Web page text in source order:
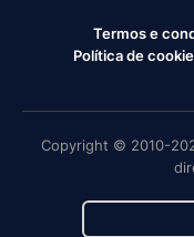
Termos e
Política de
Copyright © 2010-